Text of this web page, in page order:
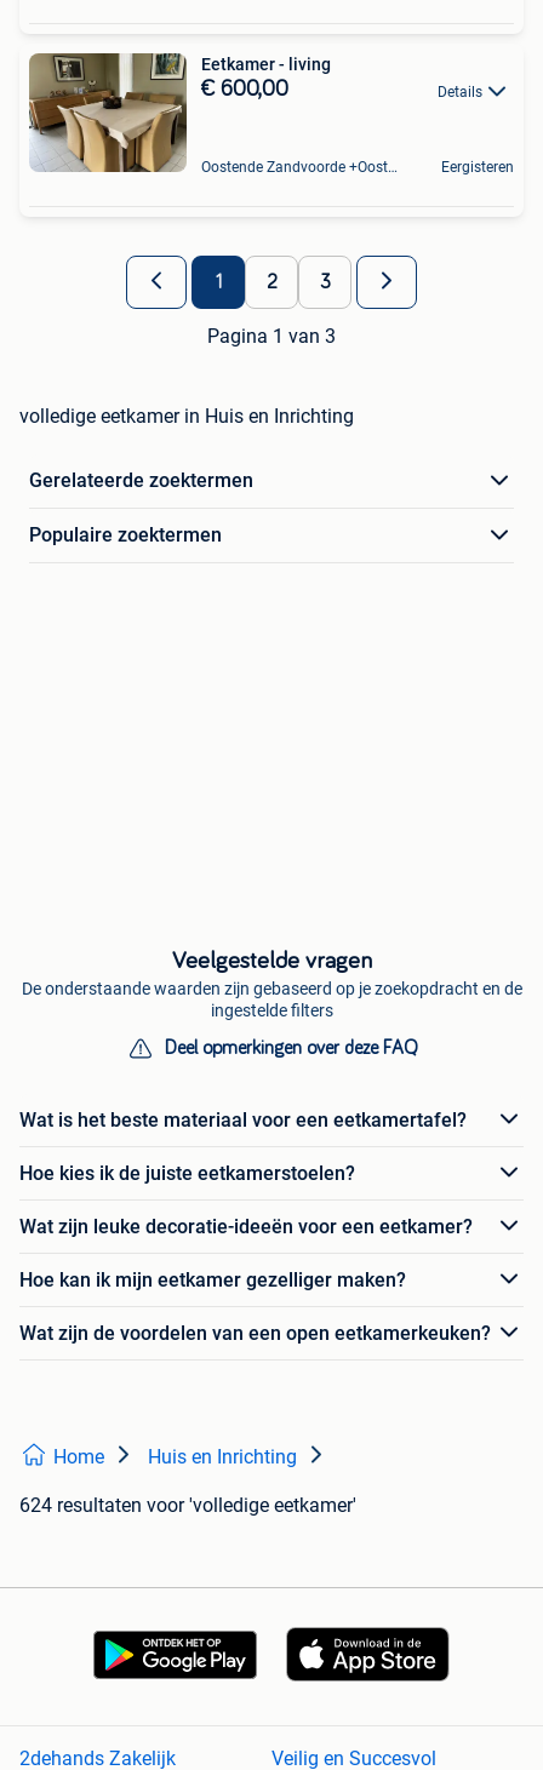
Eetkamer - living
€ 600,00 Details
Oostende Zandvoorde +Oostende Eergisteren
1 2 3
Pagina 1 van 3
volledige eetkamer in Huis en Inrichting
Gerelateerde zoektermen
Populaire zoektermen
Veelgestelde vragen
De onderstaande waarden zijn gebaseerd op je zoekopdracht en de
ingestelde filters
Deel opmerkingen over deze FAQ
Wat is het beste materiaal voor een eetkamertafel?
Hoe kies ik de juiste eetkamerstoelen?
Wat zijn leuke decoratie-ideeën voor een eetkamer?
Hoe kan ik mijn eetkamer gezelliger maken?
Wat zijn de voordelen van een open eetkamerkeuken?
Home Huis en Inrichting
624 resultaten voor 'volledige eetkamer'
2dehands Zakelijk Veilig en Succesvol